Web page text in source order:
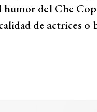
humor del Che
de actrices o